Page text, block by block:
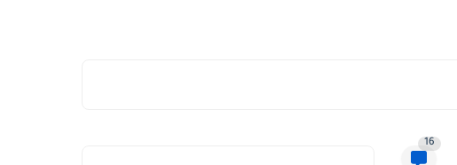
16